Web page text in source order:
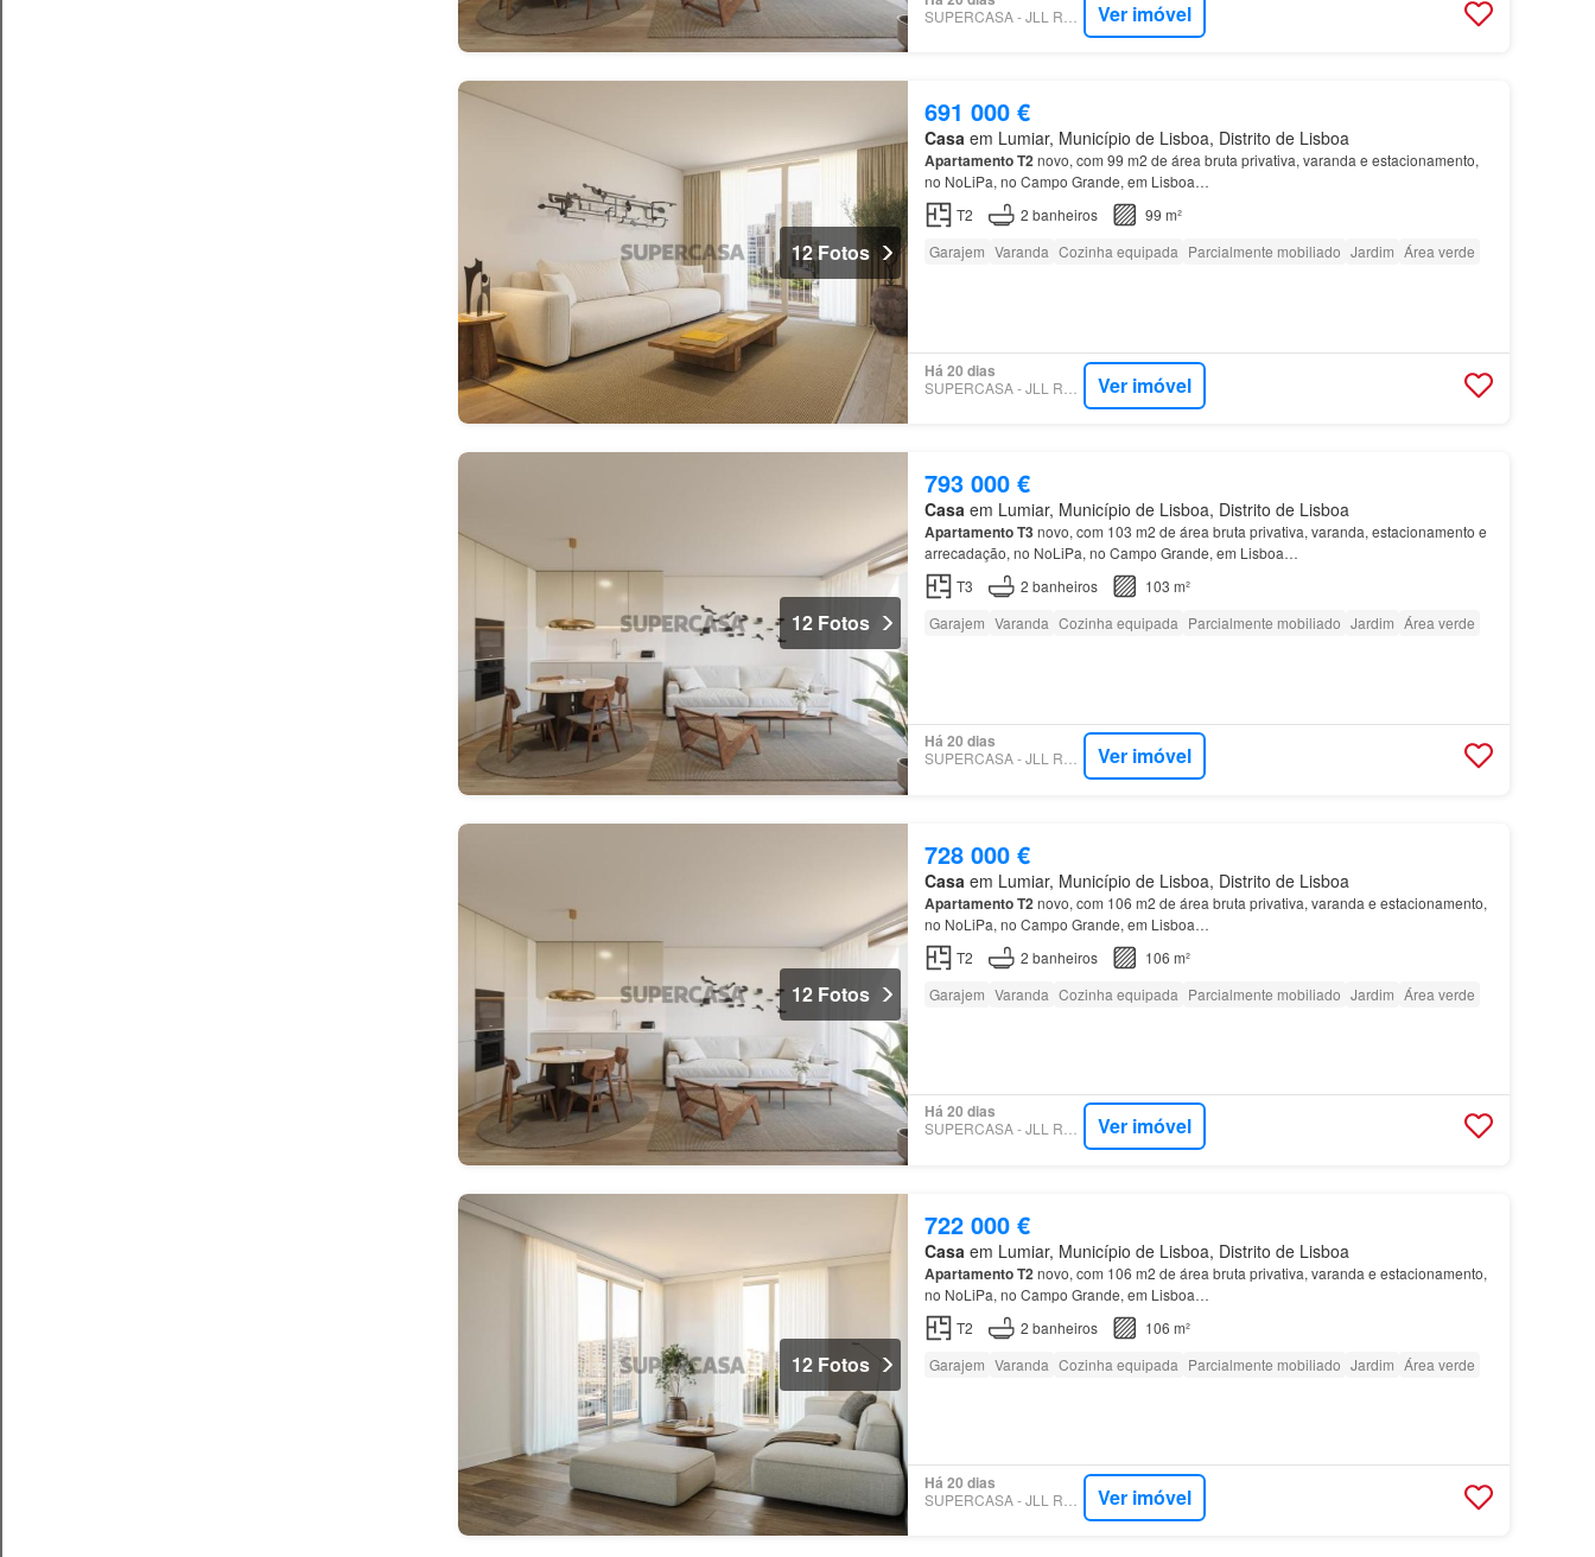
Ver imóvel
12 Fotos
691 000 €
Casaem Lumiar, Município de Lisboa, Distrito de Lisboa
ApartamentoT2novo, com 99 m2 de área bruta privativa, varanda e estacionamento,
no NoLiPa, no Campo Grande, em Lisboa…
T2
2 banheiros
99 m²
Garajem Varanda Cozinha equipada Parcialmente mobiliado Jardim Área verde
Há 20 dias
Ver imóvel
12 Fotos
793 000 €
Casaem Lumiar, Município de Lisboa, Distrito de Lisboa
ApartamentoT3novo, com 103 m2 de área bruta privativa, varanda, estacionamento e
arrecadação, no NoLiPa, no Campo Grande, em Lisboa…
T3
2 banheiros
103 m²
Garajem Varanda Cozinha equipada Parcialmente mobiliado Jardim Área verde
Há 20 dias
Ver imóvel
12 Fotos
728 000 €
Casa em Lumiar, Município de Lisboa, Distrito de Lisboa
ApartamentoT2 novo, com 106 m2 de área bruta privativa, varanda e estacionamento,
no NoLiPa, no Campo Grande, em Lisboa…
T2
2 banheiros
106 m²
Garajem Varanda Cozinha equipada Parcialmente mobiliado Jardim Área verde
Há 20 dias
SUPERCASA - JLL RESIDENTIAL Ver imóvel
12 Fotos
722 000 €
Casa em Lumiar, Município de Lisboa, Distrito de Lisboa
ApartamentoT2novo, com 106 m2 de área bruta privativa, varanda e estacionamento,
no NoLiPa, no Campo Grande, em Lisboa…
T2
2 banheiros
106 m²
Garajem Varanda Cozinha equipada Parcialmente mobiliado Jardim Área verde
Há 20 dias
Ver imóvel